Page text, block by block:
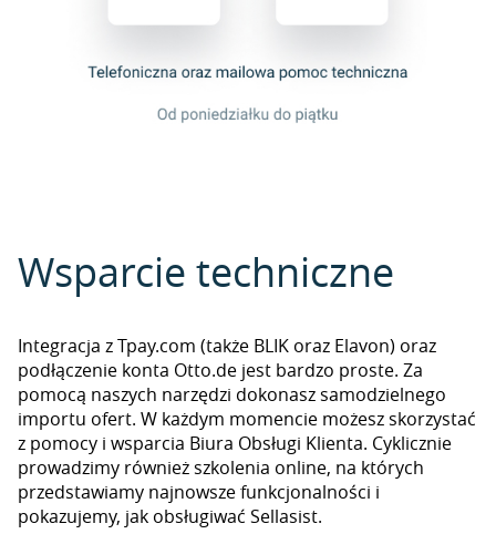
Wsparcie techniczne
Integracja z Tpay.com (także BLIK oraz Elavon) oraz
podłączenie konta Otto.de jest bardzo proste. Za
pomocą naszych narzędzi dokonasz samodzielnego
importu ofert. W każdym momencie możesz skorzystać
z pomocy i wsparcia Biura Obsługi Klienta. Cyklicznie
prowadzimy również szkolenia online, na których
przedstawiamy najnowsze funkcjonalności i
pokazujemy, jak obsługiwać Sellasist.